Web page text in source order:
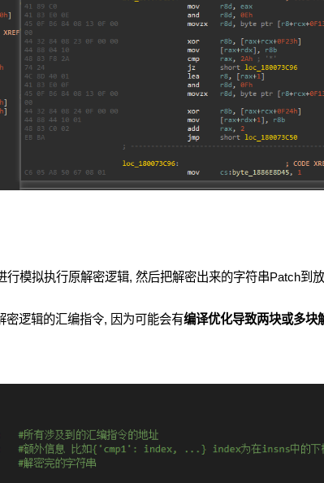
模拟执行原解密逻辑, 然后把解密出来的字符串Patch到
逻辑的汇编指令, 因为可能会有编译优化导致两块或多块